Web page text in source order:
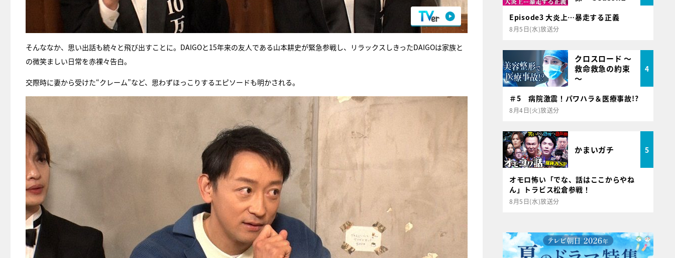
そんななか、思い出話も続々と飛び出すことに。DAIGOと15年来の友人である山本耕史が緊急参戦し、リラックスしきったDAIGOは家族と
の微笑ましい日常を赤裸々告白。
交際時に妻から受けた“クレーム”など、思わずほっこりするエピソードも明かされる。
Episode3 大炎上…暴走する正義
8月5日(水)放送分
クロスロード ～
救命救急の約束
～
4
＃5 病院激震！パワハラ＆医療事故!?
8月4日(火)放送分
かまいガチ 5
オモロ怖い「でな、話はここからやね
ん」トラビス松倉参戦！
8月5日(水)放送分